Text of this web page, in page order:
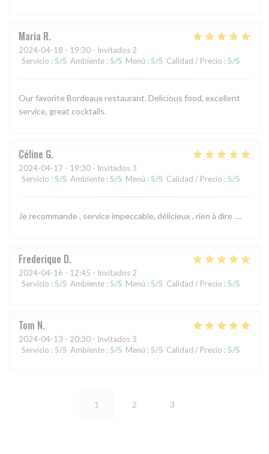
Maria R
2024-04-18 - 19:30 - Invitados 2
Servicio : 5/5 Ambiente : 5/5 Menú : 5/5 Calidad / Precio : 5/5
Our favorite Bordeaux restaurant. Delicious food, excellent
service, great cocktails.
Céline G
2024-04-17 - 19:30 - Invitados 3
Servicio : 5/5 Ambiente : 5/5 Menú : 5/5 Calidad / Precio : 5/5
Je recommande , service impeccable, délicieux , rien à dire ….
Frederique D
2024-04-16 - 12:45 - Invitados 2
Servicio : 5/5 Ambiente : 5/5 Menú : 5/5 Calidad / Precio : 5/5
Tom N
2024-04-13 - 20:30 - Invitados 3
Servicio : 5/5 Ambiente : 5/5 Menú : 5/5 Calidad / Precio : 5/5
1 2 3